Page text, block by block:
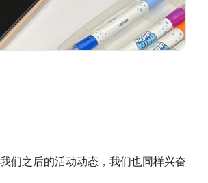
们之后的活动动态，我们也同样兴奋